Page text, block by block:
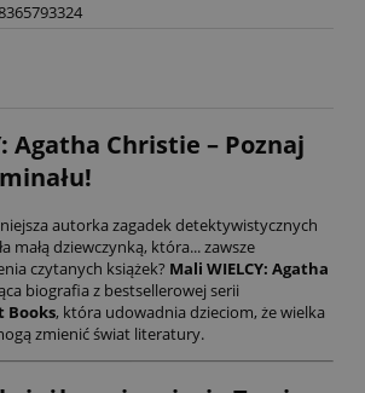
Agatha Christie – Poznaj
autorka zagadek detektywistycznych
małą dziewczynką, która... zawsze
czytanych książek? Mali WIELCY: Agatha
biografia z bestsellerowej serii
Books, która udowadnia dzieciom, że wielka
zmienić świat literatury.